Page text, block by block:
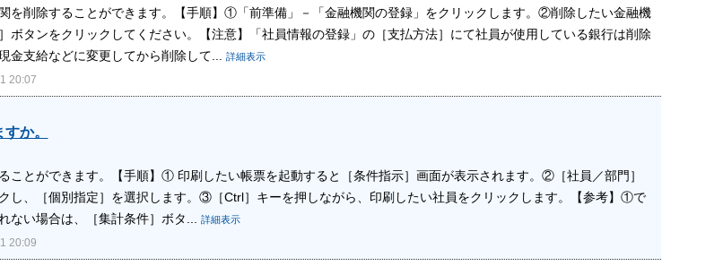
を削除することができます。【手順】①「前準備」－「金融機関の登録」をクリックします。②削除したい金融機
ボタンをクリックしてください。【注意】「社員情報の登録」の［支払方法］にて社員が使用している銀行は削除
金支給などに変更してから削除して...
詳細表示
20:07
か。
ことができます。【手順】① 印刷したい帳票を起動すると［条件指示］画面が表示されます。②［社員／部門］
し、［個別指定］を選択します。③［Ctrl］キーを押しながら、印刷したい社員をクリックします。【参考】①で
ない場合は、［集計条件］ボタ...
詳細表示
20:09